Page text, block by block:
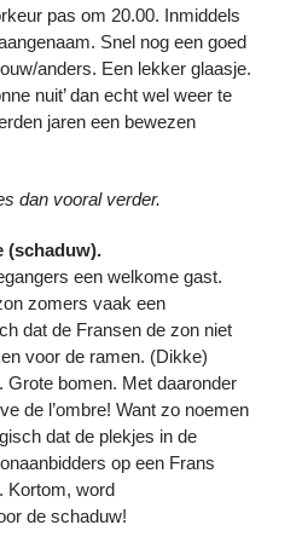
pas om 20.00. Inmiddels
Snel nog een goed
anders. Een lekker glaasje.
nuit’ dan echt wel weer te
jaren een bewezen
dan vooral verder.
(schaduw).
een welkome gast.
zomers vaak een
dat de Fransen de zon niet
voor de ramen. (Dikke)
Grote bomen. Met daaronder
de l’ombre! Want zo noemen
dat de plekjes in de
op een Frans
Kortom, word
de schaduw!